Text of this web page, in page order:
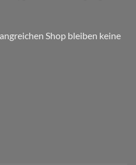
Shop bleiben keine